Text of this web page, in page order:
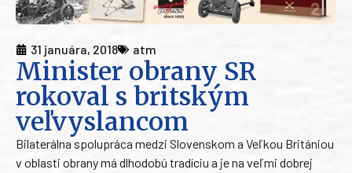
31 januára, 2018 atm
Minister obrany SR
rokoval s britským
veľvyslancom
Bilaterálna spolupráca medzi Slovenskom a Veľkou Britániou
v oblasti obrany má dlhodobú tradíciu a je na veľmi dobrej